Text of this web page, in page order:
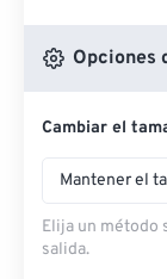
Opciones
Cambiar el
Mantener el
Elija un método
salida.